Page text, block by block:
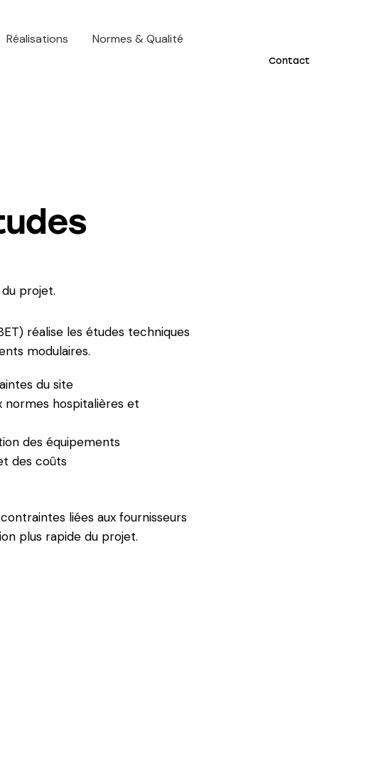
Réalisations Normes & Qualité
Contact
projet.
réalise les études techniques
modulaires.
du site
normes hospitalières et
des équipements
des coûts
liées aux fournisseurs
plus rapide du projet.